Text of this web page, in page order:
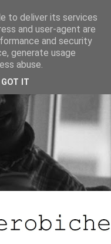
to deliver its services
and user-agent are
and security
generate usage
abuse.
GOT IT